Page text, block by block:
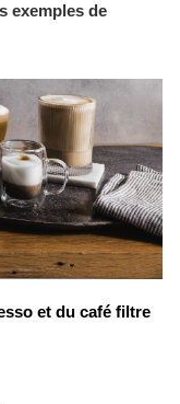
exemples de